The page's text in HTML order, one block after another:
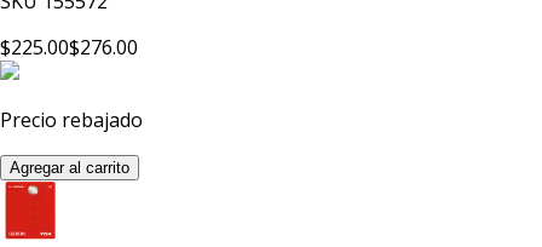
$225.00$276.00
Precio rebajado
Agregar al carrito